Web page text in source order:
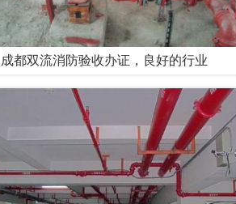
成都双流消防验收办证，良好的行业